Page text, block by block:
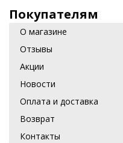
Покупателям
О магазине
Отзывы
Акции
Новости
Оплата и доставка
Возврат
Контакты